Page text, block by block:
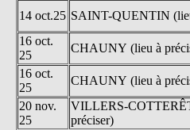
14 oct.25 SAINT-QUENTIN
16 oct.
25
CHAUNY (lieu à
16 oct.
25
CHAUNY (lieu à
20 nov.
25
VILLERS-
préciser)